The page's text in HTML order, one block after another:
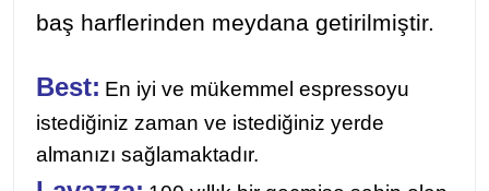
baş harflerinden meydana getirilmiştir.
Best: En iyi ve mükemmel espressoyu
istediğiniz zaman ve istediğiniz yerde
almanızı sağlamaktadır.